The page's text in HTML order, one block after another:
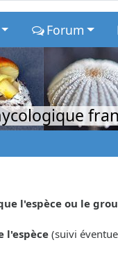
Forum
l'espèce ou le
l'espèce (suivi